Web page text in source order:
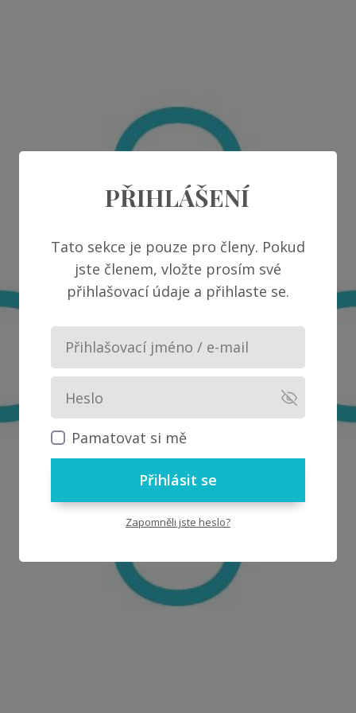
PŘIHLÁŠENÍ
Tato sekce je pouze pro členy. Pokud
jste členem, vložte prosím své
přihlašovací údaje a přihlaste se.
Pamatovat si mě
Přihlásit se
Zapomněli jste heslo?